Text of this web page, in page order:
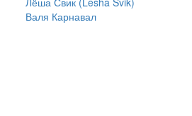
|
Валя Карнавал